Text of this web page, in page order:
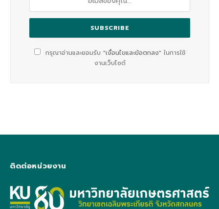
กรุณาอ่านและยอมรับ "เงื่อนไขและข้อตกลง" ในการใช้
งานเว็บไซต์
ติดต่อหน่วยงาน